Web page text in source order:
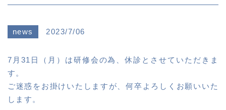
news 2023/7/06
7月31日（月）は研修会の為、休診とさせていただきま
す。
ご迷惑をお掛けいたしますが、何卒よろしくお願いいた
します。